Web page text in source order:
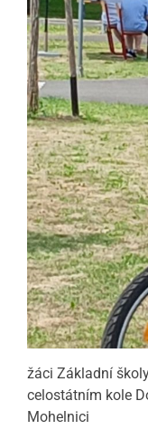
žáci Základní
celostátním kole
Mohelnici